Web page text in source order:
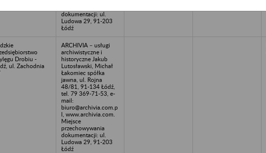
dokumentacji: ul.
Ludowa 29, 91-203
Łódź
Drobiu -
ul. Zachodnia
ARCHIVIA – usługi
archiwistyczne i
historyczne Jakub
Lutosławski, Michał
Łakomiec spółka
jawna, ul. Rojna
48/81, 91-134 Łódź,
tel. 79 369-71-53, e-
mail:
biuro@archivia.com.p
l, www.archivia.com.
Miejsce
przechowywania
dokumentacji: ul.
Ludowa 29, 91-203
Łódź